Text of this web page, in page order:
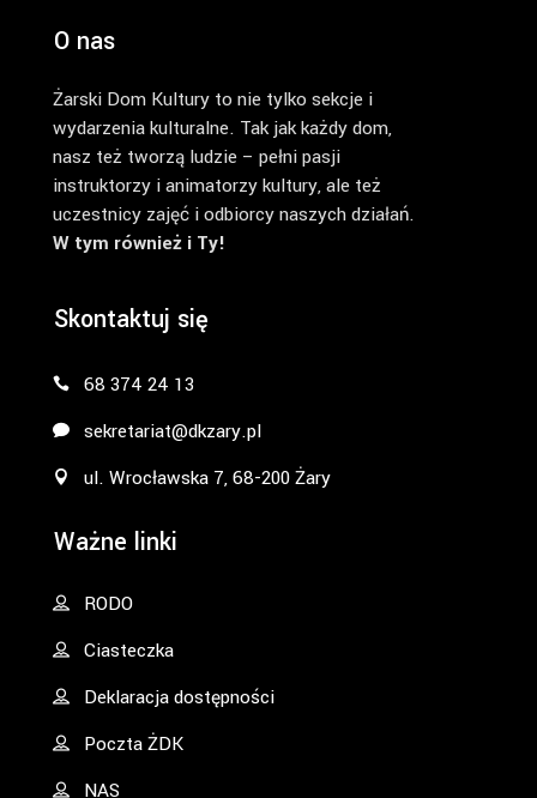
O nas
Żarski Dom Kultury to nie tylko sekcje i
wydarzenia kulturalne. Tak jak każdy dom,
nasz też tworzą ludzie – pełni pasji
instruktorzy i animatorzy kultury, ale też
uczestnicy zajęć i odbiorcy naszych działań.
W tym również i Ty!
Skontaktuj się
68 374 24 13
sekretariat@dkzary.pl
ul. Wrocławska 7, 68-200 Żary
Ważne linki
RODO
Ciasteczka
Deklaracja dostępności
Poczta ŻDK
NAS